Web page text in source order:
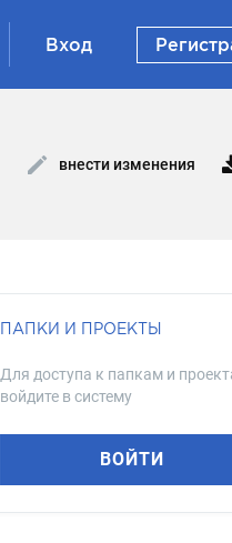
Вход
внести изменения
ПАПКИ И ПРОЕКТЫ
Для доступа к папкам и
войдите в систему
ВОЙТИ